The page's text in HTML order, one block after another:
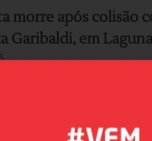
morre após colisão
Garibaldi, em Laguna